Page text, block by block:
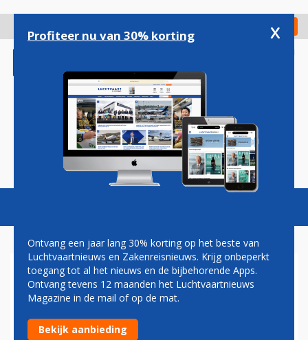
gaan
Check in
Magazine Podcasts Vacatures
SONDE GALILEO VERNOEMD
NAAR NEDERLANDSE JONGEN
TIJMEN
Profiteer nu van 30% korting x
Ontvang een jaar lang 30% korting op het beste van
Luchtvaartnieuws en Zakenreisnieuws. Krijg onbeperkt
toegang tot al het nieuws en de bijbehorende Apps.
Ontvang tevens 12 maanden het Luchtvaartnieuws
Magazine in de mail of op de mat.
Bekijk aanbieding